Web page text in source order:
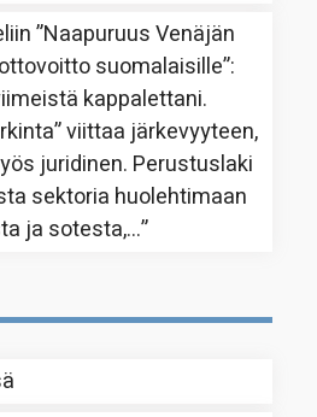
”Naapuruus Venäjän
suomalaisille”:
kappalettani.
viittaa järkevyyteen,
juridinen. Perustuslaki
sektoria huolehtimaan
ja sotesta,…”